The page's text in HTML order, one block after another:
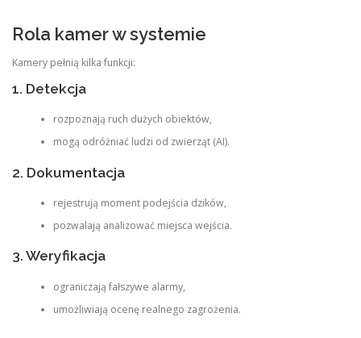
Rola kamer w systemie
Kamery pełnią kilka funkcji:
1. Detekcja
rozpoznają ruch dużych obiektów,
mogą odróżniać ludzi od zwierząt (AI).
2. Dokumentacja
rejestrują moment podejścia dzików,
pozwalają analizować miejsca wejścia.
3. Weryfikacja
ograniczają fałszywe alarmy,
umożliwiają ocenę realnego zagrożenia.